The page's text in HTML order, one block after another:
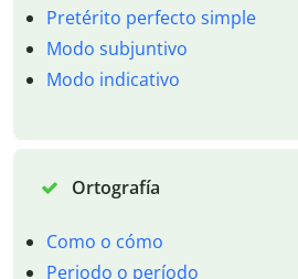
Pretérito perfecto simple
Modo subjuntivo
Modo indicativo
Ortografía
Como o cómo
Periodo o período